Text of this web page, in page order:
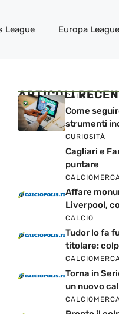
League Europa League
ARTICOLICALCIO
Come
strumenti
CURIOSITÀ
Cagliari e
puntare
Affare
Liverpool,
CALCIO
Tudor lo fa
titolare:
Torna in
un nuovo